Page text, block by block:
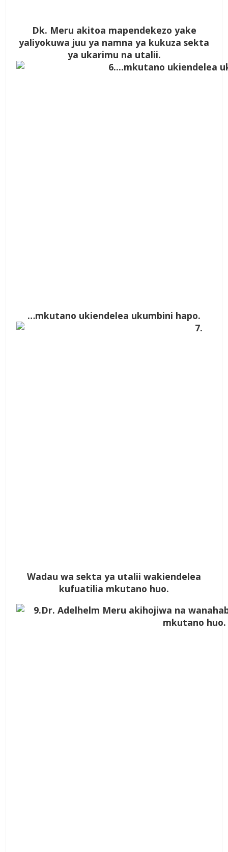
Dk. Meru akitoa mapendekezo yake
yaliyokuwa juu ya namna ya kukuza sekta
ya ukarimu na utalii.
…mkutano ukiendelea ukumbini hapo.
Wadau wa sekta ya utalii wakiendelea
kufuatilia mkutano huo.